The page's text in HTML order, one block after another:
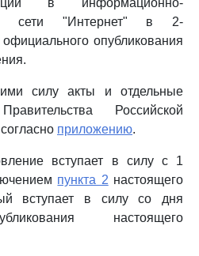
в информационно-
сети "Интернет" в 2-
опубликования
силу акты и отдельные
Российской
приложению.
вступает в силу с 1
пункта 2 настоящего
вступает в силу со дня
настоящего